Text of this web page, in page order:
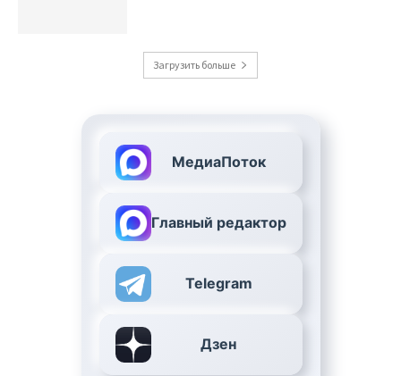
Загрузить больше
МедиаПоток
Главный редактор
Telegram
Дзен